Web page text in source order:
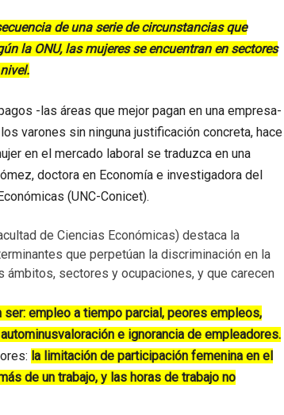
de una serie de circunstancias que
la ONU, las mujeres se encuentran en sectores
-las áreas que mejor pagan en una empresa-
varones sin ninguna justificación concreta, hace
en el mercado laboral se traduzca en una
doctora en Economía e investigadora del
(UNC-Conicet).
de Ciencias Económicas) destaca la
que perpetúan la discriminación en la
sectores y ocupaciones, y que carecen
empleo a tiempo parcial, peores empleos,
e ignorancia de empleadores.
la limitación de participación femenina en el
de un trabajo, y las horas de trabajo no